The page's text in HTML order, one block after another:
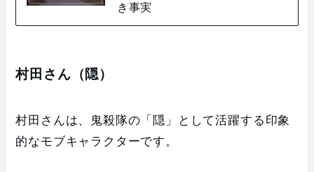
き事実
村田さん（隠）
村田さんは、鬼殺隊の「隠」として活躍する印象
的なモブキャラクターです。